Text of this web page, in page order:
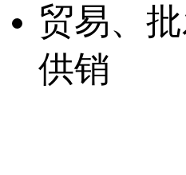
贸易、
供销